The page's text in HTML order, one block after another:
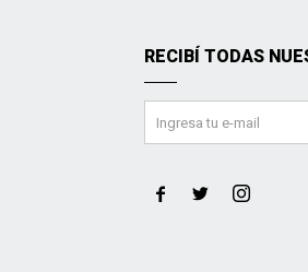
RECIBÍ TODAS
  